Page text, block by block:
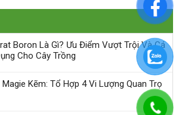
Boron Là Gì? Ưu Điểm Vượt Trội Và Cá
Cho Cây Trồng
Magie Kẽm: Tổ Hợp 4 Vi Lượng Quan Trọ